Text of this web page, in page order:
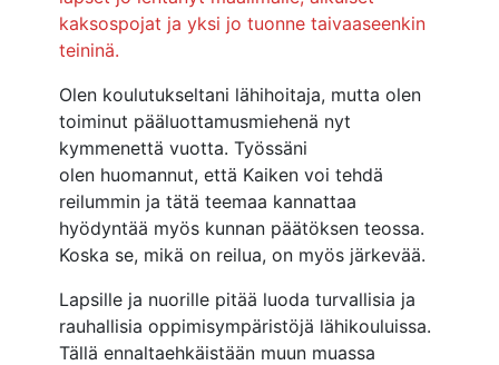
kaksospojat ja yksi jo tuonne taivaaseenkin
teininä.
Olen koulutukseltani lähihoitaja, mutta olen
toiminut pääluottamusmiehenä nyt
kymmenettä vuotta. Työssäni
olen huomannut, että Kaiken voi tehdä
reilummin ja tätä teemaa kannattaa
hyödyntää myös kunnan päätöksen teossa.
Koska se, mikä on reilua, on myös järkevää.
Lapsille ja nuorille pitää luoda turvallisia ja
rauhallisia oppimisympäristöjä lähikouluissa.
Tällä ennaltaehkäistään muun muassa